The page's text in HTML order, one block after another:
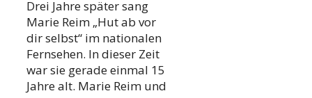
Drei Jahre später sang
Marie Reim „Hut ab vor
dir selbst“ im nationalen
Fernsehen. In dieser Zeit
war sie gerade einmal 15
Jahre alt. Marie Reim und